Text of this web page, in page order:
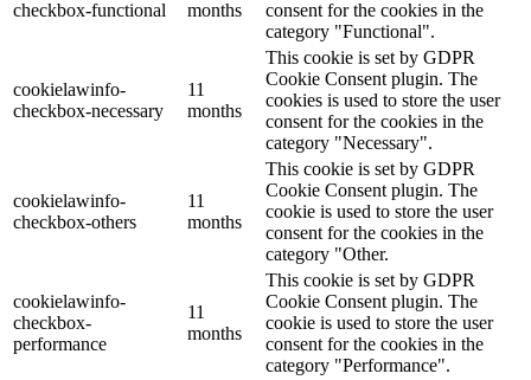
checkbox-functional
months
consent for the cookies in the
category "Functional".
cookielawinfo-
checkbox-necessary
11
months
This cookie is set by GDPR
Cookie Consent plugin. The
cookies is used to store the user
consent for the cookies in the
category "Necessary".
cookielawinfo-
checkbox-others
11
months
This cookie is set by GDPR
Cookie Consent plugin. The
cookie is used to store the user
consent for the cookies in the
category "Other.
cookielawinfo-
checkbox-
performance
11
months
This cookie is set by GDPR
Cookie Consent plugin. The
cookie is used to store the user
consent for the cookies in the
category "Performance".